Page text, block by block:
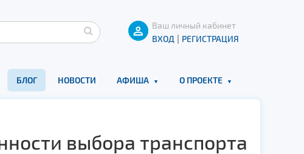
Ваш личный кабинет
ВХОД | РЕГИСТРАЦИЯ
БЛОГ НОВОСТИ АФИША О ПРОЕКТЕ
выбора транспорта